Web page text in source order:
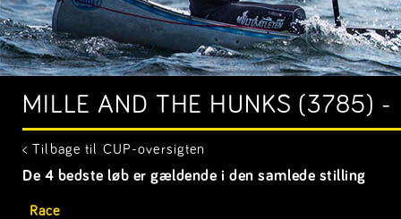
MILLE AND THE HUNKS (3785) -
< Tilbage til CUP-oversigten
De 4 bedste løb er gældende i den samlede stilling
Race